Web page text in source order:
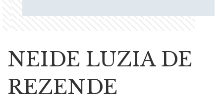
NEIDE LUZIA DE
REZENDE